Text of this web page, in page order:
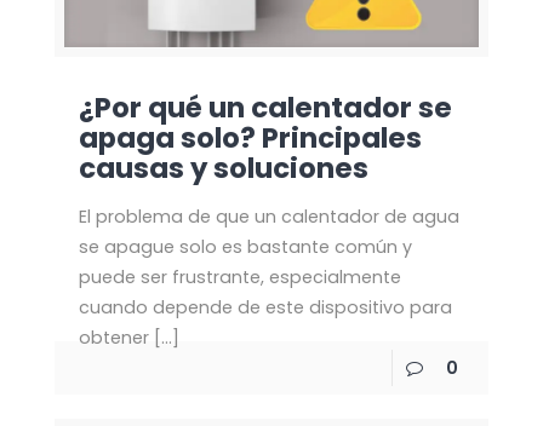
¿Por qué un calentador se
apaga solo? Principales
causas y soluciones
El problema de que un calentador de agua
se apague solo es bastante común y
puede ser frustrante, especialmente
cuando depende de este dispositivo para
obtener[…]
0